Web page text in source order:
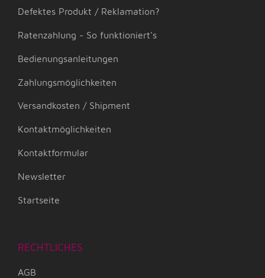
Defektes Produkt / Reklamation?
Ratenzahlung - So funktioniert's
Bedienungsanleitungen
Zahlungsmöglichkeiten
Versandkosten / Shipment
Kontaktmöglichkeiten
Kontaktformular
Newsletter
Startseite
RECHTLICHES
AGB